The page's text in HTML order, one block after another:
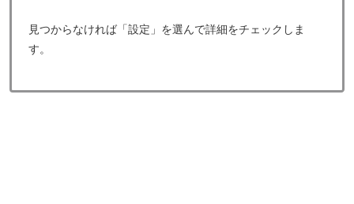
見つからなければ「設定」を選んで詳細をチェックしま
す。